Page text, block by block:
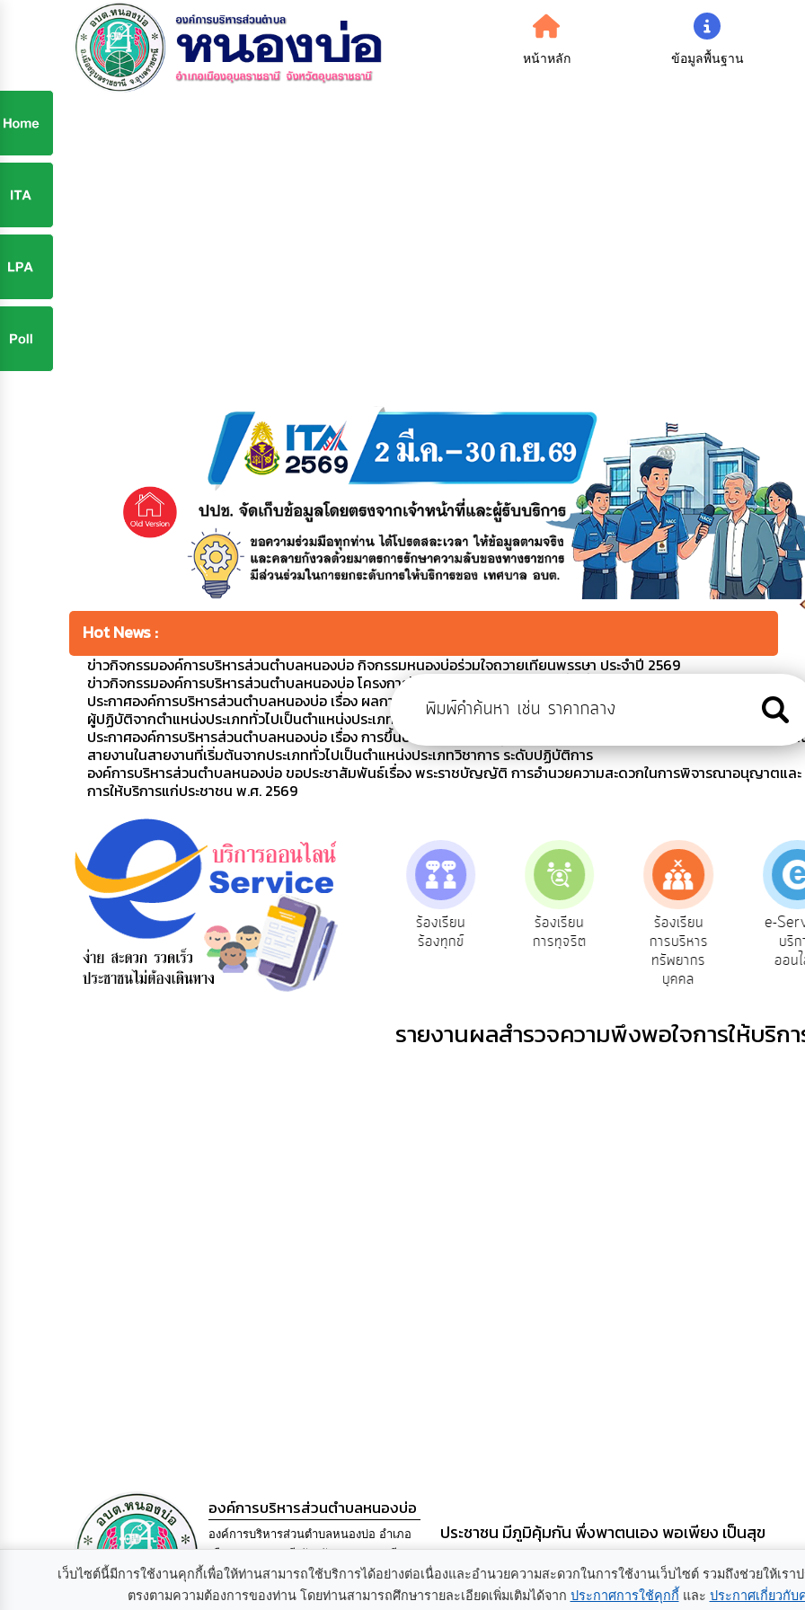
หน้าหลัก ข้อมูลพื้นฐาน
Hot News :
ข่าวกิจกรรมองค์การบริหารส่วนตำบลหนองบ่อ กิจกรรมหนองบ่อร่วมใจถวายเทียนพรรษา ประจำปี 2569
ข่าวกิจกรรมองค์การบริหารส่วนตำบลหนองบ่อ โครงการป้องกันโรคไข้เลือดออก ในพื้นที่ตำบลหนองบ่อ 2569
ประกาศองค์การบริหารส่วนตำบลหนองบ่อ เรื่อง ผลการสอบคัดเลือกพนักงานส่วนตำบลให้ดำรงตำแหน่งต่างสายงานในสายง
ผู้ปฏิบัติจากตำแหน่งประเภททั่วไปเป็นตำแหน่งประเภทวิชาการ ระดับปฏิบัติการ
ประกาศองค์การบริหารส่วนตำบลหนองบ่อ เรื่อง การขึ้นบัญชีและยกเลิกผู้สอบคัดเลือกพนักงานส่วนตำบลให้ดำรงตำแหน่งต่า
สายงานในสายงานที่เริ่มต้นจากประเภททั่วไปเป็นตำแหน่งประเภทวิชาการ ระดับปฏิบัติการ
องค์การบริหารส่วนตำบลหนองบ่อ ขอประชาสัมพันธ์เรื่อง พระราชบัญญัติ การอำนวยความสะดวกในการพิจารณาอนุญาตและ
การให้บริการแก่ประชาชน พ.ศ. 2569
ข้อมูลการ
สายด่วนผู้
บริหาร
รับฟังความ
คิดเห็น
ประชาชน
ร้องเรียน
ร้องทุกข์
ร้องเรียน
การทุจริต
ร้องเรียน
การบริหาร
ทรัพยากร
บุคคล
e-
บริ
ออน
รายงานผลสำรวจความพึงพอใจการให้บริก
องค์การบริหารส่วนตำบลหนองบ่อ
องค์การบริหารส่วนตำบลหนองบ่อ อำเภอ
เมืองอุบลราชธานี จังหวัดอุบลราชธานี
34000. โทร 045-905280 โทรสาร 045-
905280 Emailsaraban@nong-bo.go.th
ประชาชน มีภูมิคุ้มกัน พึ่งพาตนเอง พอเพียง เป็นสุข
ลิ
เว็บไซต์นี้มีการใช้งานคุกกี้เพื่อให้ท่านสามารถใช้บริการได้อย่างต่อเนื่องและอำนวยความสะดวกในการใช้งานเว็บไซต์ รวมถึงช่วยให้เรา
ตรงตามความต้องการของท่าน โดยท่านสามารถศึกษารายละเอียดเพิ่มเติมได้จาก ประกาศการใช้คุกกี้ และ ประกาศเกี่ยวกับ